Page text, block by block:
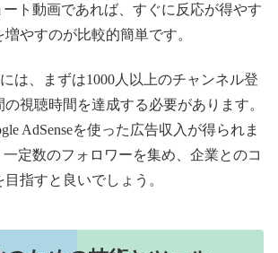
ト動画であれば、すぐに反応が得やす
やすのが比較的簡単です。
は、まずは1000人以上のチャンネル登
の視聴時間を達成する必要があります。
AdSenseを使った広告収入が得られま
定数のフォロワーを集め、企業とのコ
指すと良いでしょう。